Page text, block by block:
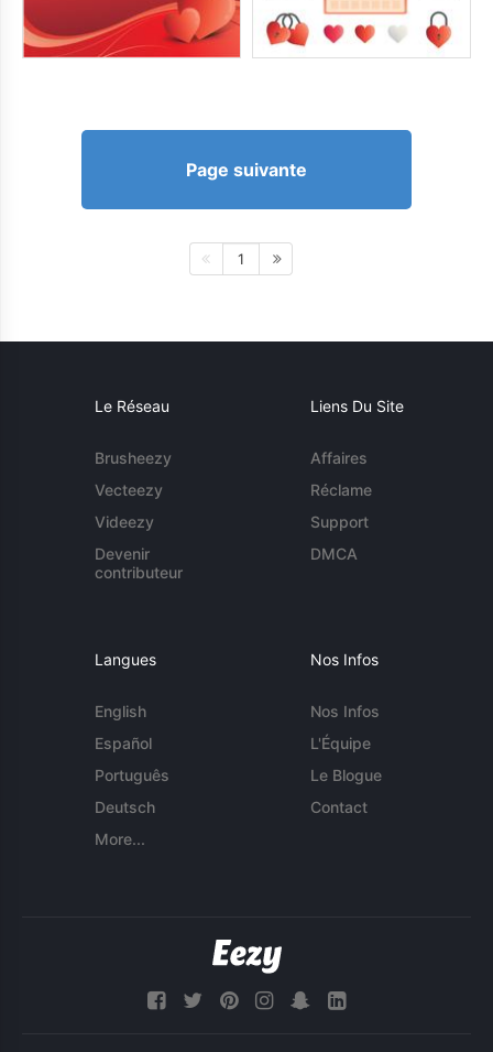
Page suivante
1
Le Réseau
Brusheezy
Vecteezy
Videezy
Devenir
contributeur
Liens Du Site
Affaires
Réclame
Support
DMCA
Langues
English
Español
Português
Deutsch
More...
Nos Infos
Nos Infos
L'Équipe
Le Blogue
Contact